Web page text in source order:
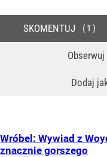
Obserwuj
Dodaj
SKOMENTUJ 1
Wróbel: Wywiad z
znacznie gorszego